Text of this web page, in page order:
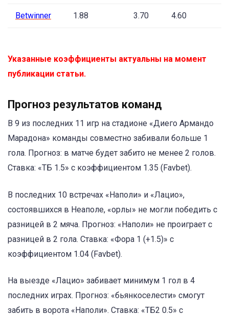
Betwinner 1.88 3.70 4.60
Указанные коэффициенты актуальны на момент
публикации статьи.
Прогноз результатов команд
В 9 из последних 11 игр на стадионе «Диего Армандо
Марадона» команды совместно забивали больше 1
гола. Прогноз: в матче будет забито не менее 2 голов.
Ставка: «ТБ 1.5» с коэффициентом 1.35 (Favbet).
В последних 10 встречах «Наполи» и «Лацио»,
состоявшихся в Неаполе, «орлы» не могли победить с
разницей в 2 мяча. Прогноз: «Наполи» не проиграет с
разницей в 2 гола. Ставка: «Фора 1 (+1.5)» с
коэффициентом 1.04 (Favbet).
На выезде «Лацио» забивает минимум 1 гол в 4
последних играх. Прогноз: «бьянкоселести» смогут
забить в ворота «Наполи». Ставка: «ТБ2 0.5» с